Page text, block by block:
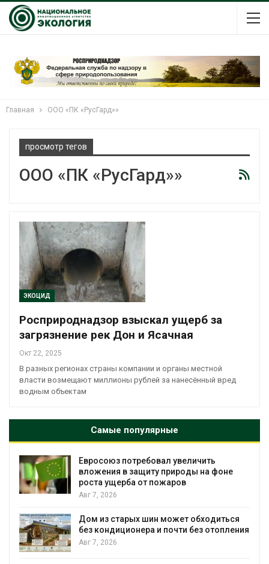
Главная ООО «ПК «РусГард»»
просмотр тегов
ООО «ПК «РусГард»»
ЭКОЦИД
Росприроднадзор взыскал ущерб за
загрязнение рек Дон и Ясачная
Окт 22, 2025
В разных регионах страны компании и органы местной
власти возмещают миллионы рублей за нанесённый вред
водным объектам
Самые популярные
Евросоюз потребовал увеличить
вложения в защиту природы на фоне
роста ущерба от пожаров
Авг 7, 2026
Дом из старых шин может обходиться
без кондиционера и почти без отопления
Авг 7, 2026